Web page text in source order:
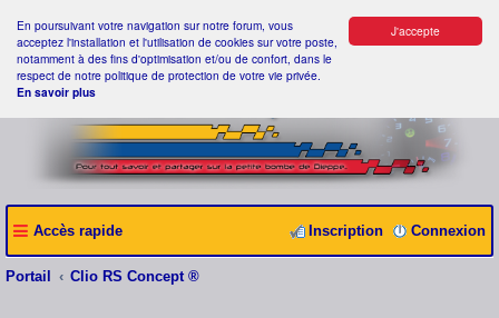
J'accepte
En poursuivant votre navigation sur notre forum, vous
acceptez l'installation et l'utilisation de cookies sur votre poste,
notamment à des fins d'optimisation et/ou de confort, dans le
respect de notre politique de protection de votre vie privée.
En savoir plus
Accès rapide Connexion
Inscription
Portail Clio RS Concept ®